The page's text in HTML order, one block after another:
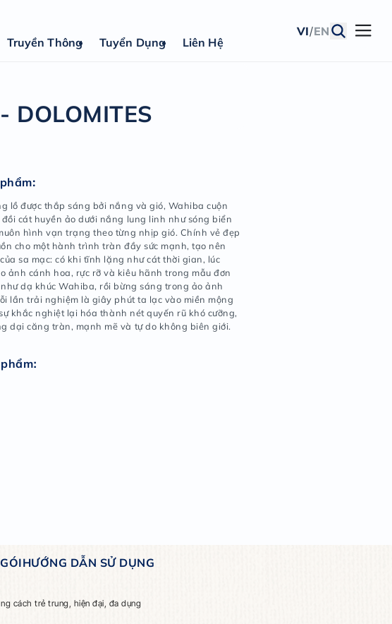
Truyền Thông Tuyển Dụng Liên Hệ
VI/EN
Chăm Sóc Cá Nhân
Giới thiệu sản phẩm:
Tựa ngọn lửa khổng lồ được thắp sáng bởi nắng và gió,
mình trong những đồi cát huyền ảo dưới nắng lung linh như
giữa hoang mạc, muôn hình vạn trạng theo từng nhịp gió.
dữ dội ấy khơi nguồn cho một hành trình tràn đầy sức mạnh,
như những lát cắt của sa mạc: có khi tĩnh lặng như cát thời